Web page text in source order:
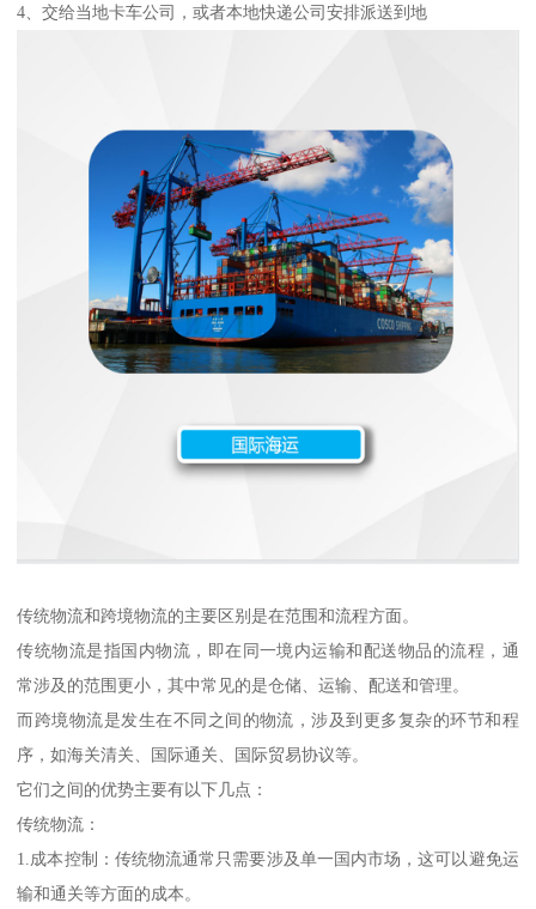
4、交给当地卡车公司，或者本地快递公司安排派送到地
传统物流和跨境物流的主要区别是在范围和流程方面。
传统物流是指国内物流，即在同一境内运输和配送物品的流程，通
常涉及的范围更小，其中常见的是仓储、运输、配送和管理。
而跨境物流是发生在不同之间的物流，涉及到更多复杂的环节和程
序，如海关清关、国际通关、国际贸易协议等。
它们之间的优势主要有以下几点：
传统物流：
1.成本控制：传统物流通常只需要涉及单一国内市场，这可以避免运
输和通关等方面的成本。